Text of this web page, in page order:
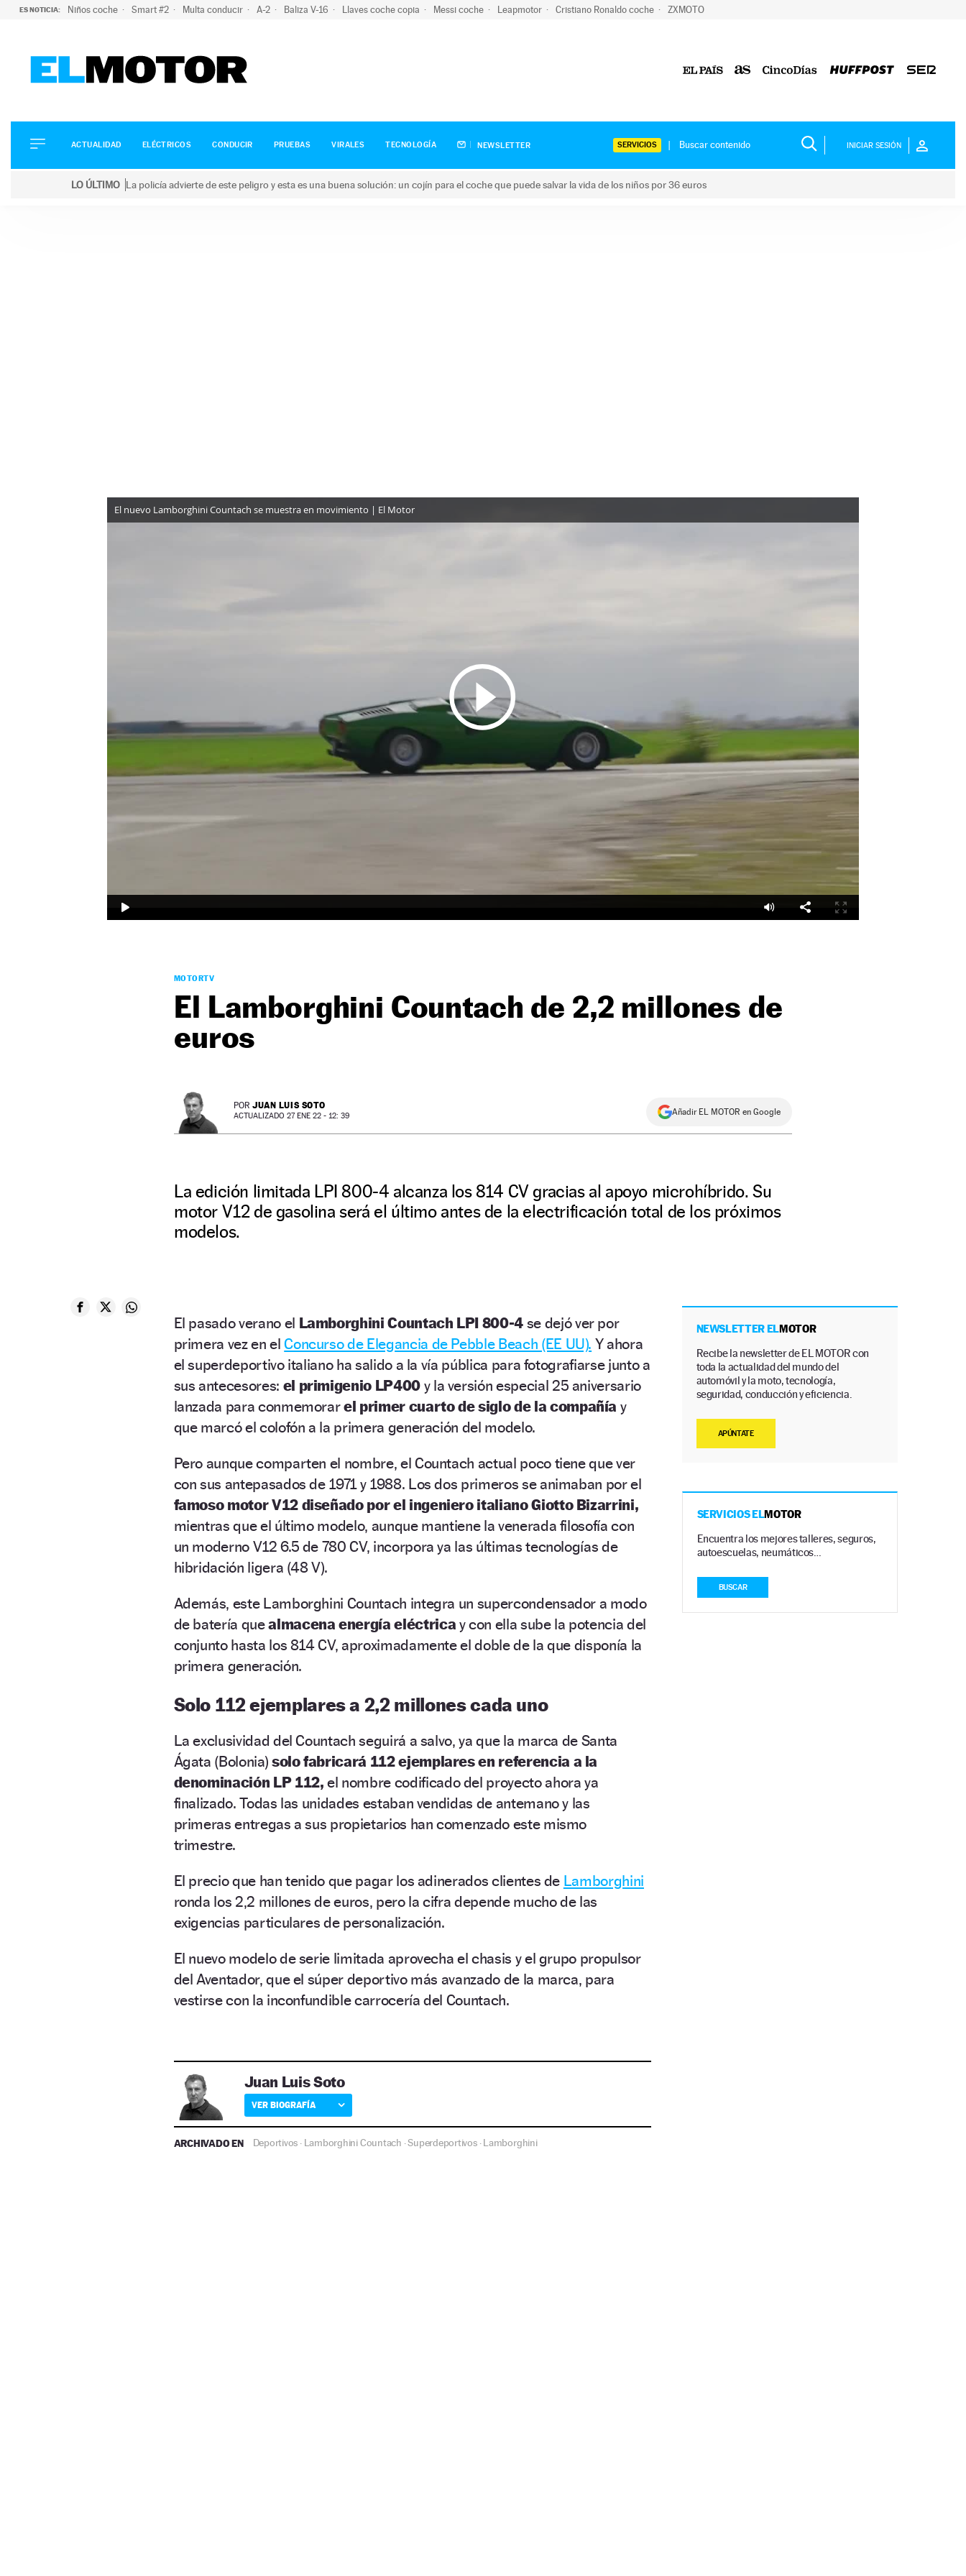
ES NOTICIA: Niños coche Smart #2 Multa conducir A-2 Baliza V-16 Llaves coche copia Messi coche Leapmotor Cristiano Ronaldo coche ZXMOTO
ELÉCTRICOS
CONDUCIR
ACTUALIDAD ELÉCTRICOS CONDUCIR PRUEBAS VIRALES TECNOLOGÍA NEWSLETTER SERVICIOS INICIAR SESIÓN
LO ÚLTIMO La policía advierte de este peligro y esta es una buena solución: un cojín para el coche que puede salvar la vida de los niños por 36 euros
El nuevo Lamborghini Countach se muestra en movimiento | El Motor
MOTORTV
El Lamborghini Countach de 2,2 millones de
euros
POR JUAN LUIS SOTO
ACTUALIZADO 27 ENE 22 - 12: 39 Añadir EL MOTOR en Google
La edición limitada LPI 800-4 alcanza los 814 CV gracias al apoyo microhíbrido. Su
motor V12 de gasolina será el último antes de la electrificación total de los próximos
modelos.
El pasado verano el Lamborghini Countach LPI 800-4 se dejó ver por
primera vez en elConcurso de Elegancia de Pebble Beach (EE UU). Y ahora
el superdeportivo italiano ha salido a la vía pública para fotografiarse junto a
sus antecesores: el primigenio LP400 y la versión especial 25 aniversario
lanzada para conmemorarel primer cuarto de siglo de la compañía y
que marcó el colofón a la primera generación del modelo.
Pero aunque comparten el nombre, el Countach actual poco tiene que ver
con sus antepasados de 1971 y 1988. Los dos primeros se animaban por el
famoso motor V12 diseñado por el ingeniero italiano Giotto Bizarrini,
mientras que el último modelo, aunque mantiene la venerada filosofía con
un moderno V12 6.5 de 780 CV, incorpora ya las últimas tecnologías de
hibridación ligera (48 V).
Además, este Lamborghini Countach integra un supercondensador a modo
de batería quealmacena energía eléctrica y con ella sube la potencia del
conjunto hasta los 814 CV, aproximadamente el doble de la que disponía la
primera generación.
Solo 112 ejemplares a 2,2 millones cada uno
La exclusividad del Countach seguirá a salvo, ya que la marca de Santa
Ágata (Bolonia) solo fabricará 112 ejemplares en referencia a la
denominación LP 112,el nombre codificado del proyecto ahora ya
finalizado. Todas las unidades estaban vendidas de antemano y las
primeras entregas a sus propietarios han comenzado este mismo
trimestre.
El precio que han tenido que pagar los adinerados clientes de Lamborghini
ronda los 2,2 millones de euros, pero la cifra depende mucho de las
exigencias particulares de personalización.
El nuevo modelo de serie limitada aprovecha el chasis y el grupo propulsor
del Aventador, que el súper deportivo más avanzado de la marca, para
vestirse con la inconfundible carrocería del Countach.
Juan Luis Soto
VER BIOGRAFÍA
ARCHIVADO EN Deportivos · Lamborghini Countach ·Superdeportivos·Lamborghini
NEWSLETTER ELMOTOR
Recibe la newsletter de EL MOTOR con
toda la actualidad del mundo del
automóvil y la moto, tecnología,
seguridad, conducción y eficiencia.
APÚNTATE
SERVICIOS ELMOTOR
Encuentra los mejores talleres, seguros,
autoescuelas, neumáticos…
BUSCAR